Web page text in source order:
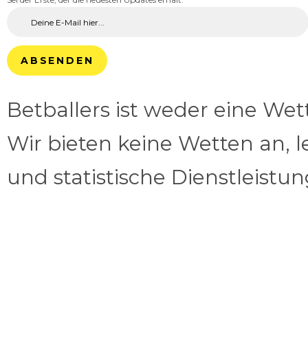
ABSENDEN
Betballers ist weder eine
Wir bieten keine Wetten an,
und statistische